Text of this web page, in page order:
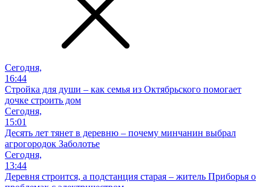
Сегодня,
16:44
Стройка для души – как семья из Октябрьского помогает
дочке строить дом
Сегодня,
15:01
Десять лет тянет в деревню – почему минчанин выбрал
агрогородок Заболотье
Сегодня,
13:44
Деревня строится, а подстанция старая – житель Приборья о